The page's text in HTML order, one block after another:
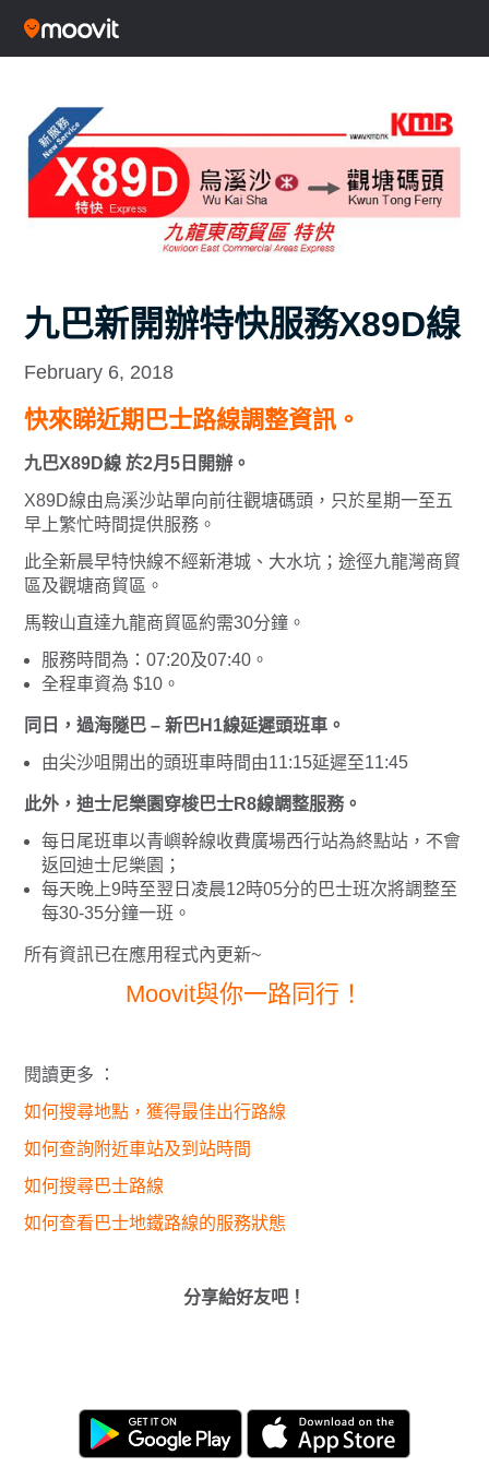
九巴新開辦特快服務X89D線
February 6, 2018
快來睇近期巴士路線調整資訊。
九巴X89D線 於2月5日開辦。
X89D線由烏溪沙站單向前往觀塘碼頭，只於星期一至五
早上繁忙時間提供服務。
此全新晨早特快線不經新港城、大水坑；途徑九龍灣商貿
區及觀塘商貿區。
馬鞍山直達九龍商貿區約需30分鐘。
服務時間為：07:20及07:40。
全程車資為 $10。
同日，過海隧巴 – 新巴H1線延遲頭班車。
由尖沙咀開出的頭班車時間由11:15延遲至11:45
此外，迪士尼樂園穿梭巴士R8線調整服務。
每日尾班車以青嶼幹線收費廣場西行站為終點站，不會
返回迪士尼樂園；
每天晚上9時至翌日凌晨12時05分的巴士班次將調整至
每30-35分鐘一班。
所有資訊已在應用程式內更新~
Moovit與你一路同行！
閱讀更多 ：
如何搜尋地點，獲得最佳出行路線
如何查詢附近車站及到站時間
如何搜尋巴士路線
如何查看巴士地鐵路線的服務狀態
分享給好友吧！